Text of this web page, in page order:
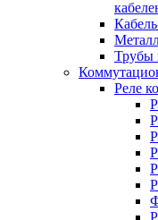
Трубы
Реле